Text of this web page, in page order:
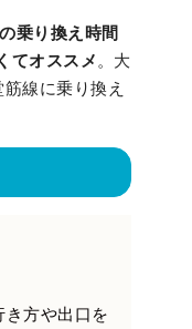
乗り換え時間
てオススメ。大
線に乗り換え
方や出口を